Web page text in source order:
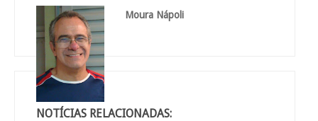
Moura Nápoli
NOTÍCIAS RELACIONADAS: